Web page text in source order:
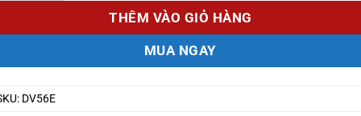
THÊM VÀO GIỎ HÀNG
MUA NGAY
DV56E